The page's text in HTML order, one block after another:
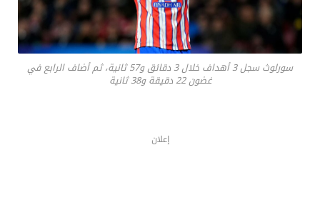
سورلوث سجل 3 أهداف خلال 3 دقائق و57 ثانية، ثم أضاف الرابع في
غضون 22 دقيقة و38 ثانية
إعلان